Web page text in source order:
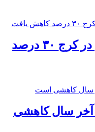
️قیمت مسکن در کرج ۳۰ درصد
آخر سال کاهشی